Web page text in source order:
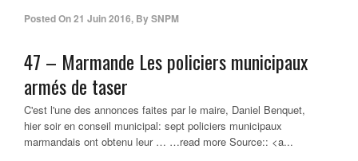
Posted On21 Juin 2016, BySNPM
47 – Marmande Lespoliciers municipaux
armés de taser
C'est l'une des annonces faites par le maire, Daniel Benquet,
hier soir en conseil municipal: sept policiers municipaux
marmandais ont obtenu leur … …read more Source:: <a...